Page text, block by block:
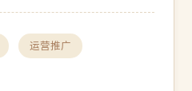
运营推广